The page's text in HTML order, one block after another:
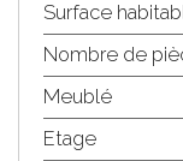
Surface
Nombre de
Meublé
Etage